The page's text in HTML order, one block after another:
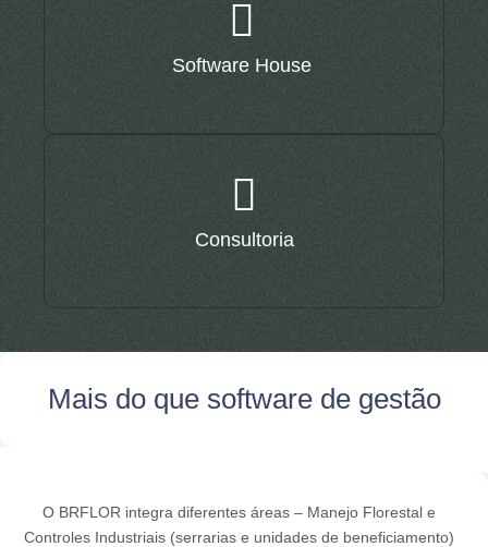
Software House
Consultoria
Mais do que software de gestão
O BRFLOR integra diferentes áreas – Manejo Florestal e
Controles Industriais (serrarias e unidades de beneficiamento)